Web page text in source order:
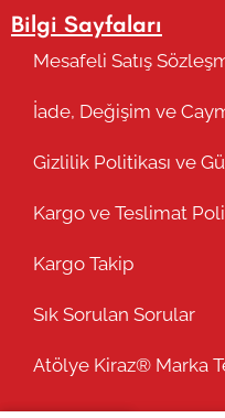
Bilgi Sayfaları
Mesafeli Satış
İade, Değişim ve
Gizlilik Politikası ve
Kargo ve Teslimat
Kargo Takip
Sık Sorulan Sorular
Atölye Kiraz® Marka